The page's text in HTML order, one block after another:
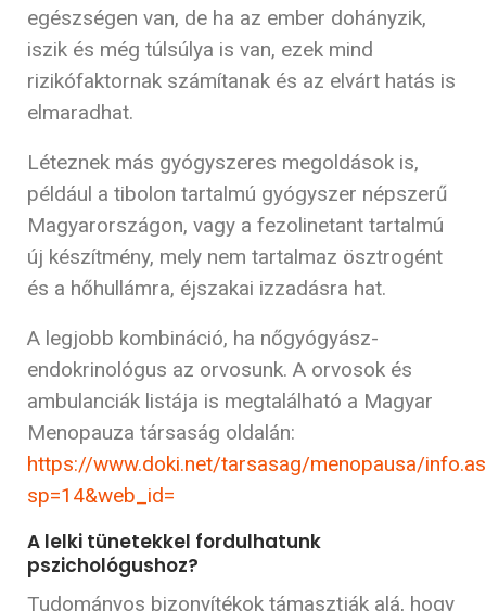
egészségen van, de ha az ember dohányzik,
iszik és még túlsúlya is van, ezek mind
rizikófaktornak számítanak és az elvárt hatás is
elmaradhat.
Léteznek más gyógyszeres megoldások is,
például a tibolon tartalmú gyógyszer népszerű
Magyarországon, vagy a fezolinetant tartalmú
új készítmény, mely nem tartalmaz ösztrogént
és a hőhullámra, éjszakai izzadásra hat.
A legjobb kombináció, ha nőgyógyász-
endokrinológus az orvosunk. A orvosok és
ambulanciák listája is megtalálható a Magyar
Menopauza társaság oldalán:
https://www.doki.net/tarsasag/menopausa/
sp=14&web_id=
A lelki tünetekkel fordulhatunk
pszichológushoz?
Tudományos bizonyítékok támasztják alá, hogy